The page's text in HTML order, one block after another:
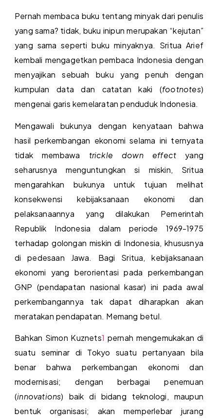
Pernah membaca buku tentang minyak dari penulis
yang sama? tidak, buku inipun merupakan “kejutan”
yang sama seperti buku minyaknya. Sritua Arief
kembali mengagetkan pembaca Indonesia dengan
menyajikan sebuah buku yang penuh dengan
kumpulan data dan catatan kaki (footnotes)
mengenai garis kemelaratan penduduk Indonesia.
Mengawali bukunya dengan kenyataan bahwa
hasil perkembangan ekonomi selama ini ternyata
tidak membawa trickle down effect yang
seharusnya menguntungkan si miskin, Sritua
mengarahkan bukunya untuk tujuan melihat
konsekwensi kebijaksanaan ekonomi dan
pelaksanaannya yang dilakukan Pemerintah
Republik Indonesia dalam periode 1969-1975
terhadap golongan miskin di Indonesia, khususnya
di pedesaan Jawa. Bagi Sritua, kebijaksanaan
ekonomi yang berorientasi pada perkembangan
GNP (pendapatan nasional kasar) ini pada awal
perkembangannya tak dapat diharapkan akan
meratakan pendapatan. Memang betul.
Bahkan Simon Kuznets1 pernah mengemukakan di
suatu seminar di Tokyo suatu pertanyaan bila
benar bahwa perkembangan ekonomi dan
modernisasi; dengan berbagai penemuan
(innovations) baik di bidang teknologi, maupun
bentuk organisasi; akan memperlebar jurang